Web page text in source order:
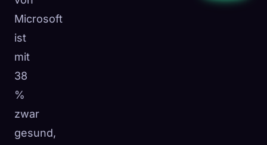
Microsoft
ist
mit
38
%
zwar
gesund,